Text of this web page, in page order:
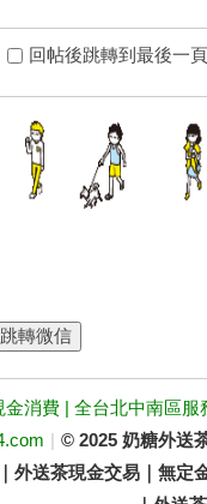
回帖後跳轉到最後一頁
轉微信
消費 | 全台北中南區
| © 2025 奶糖外送
外送茶現金交易｜無